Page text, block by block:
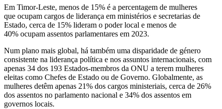
Em Timor-Leste, menos de 15% é a percentagem de mulheres
que ocupam cargos de liderança em ministérios e secretarias de
Estado, cerca de 15% lideram o poder local e menos de
40% ocupam assentos parlamentares em 2023.
Num plano mais global, há também uma disparidade de género
consistente na liderança política e nos assuntos internacionais, com
apenas 34 dos 193 Estados-membros da ONU a terem mulheres
eleitas como Chefes de Estado ou de Governo. Globalmente, as
mulheres detêm apenas 21% dos cargos ministeriais, cerca de 26%
dos assentos no parlamento nacional e 34% dos assentos em
governos locais.